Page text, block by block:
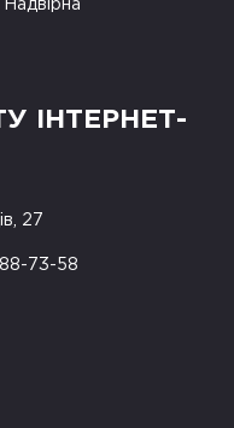
Надвірна
ІНТЕРНЕТ-
27
73-58